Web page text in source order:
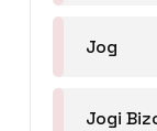
Jog
Jogi